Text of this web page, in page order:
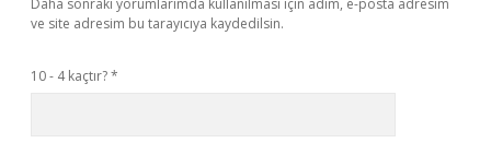
Daha sonraki yorumlarımda kullanılması için adım, e-posta adresim
ve site adresim bu tarayıcıya kaydedilsin.
10 - 4 kaçtır?*